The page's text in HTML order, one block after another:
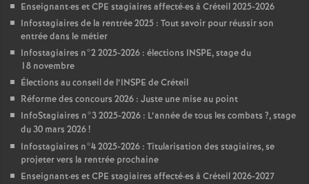
Enseignant·es etCPE stagiaires affecté·es à Créteil 2025-2026
Infostagiaires de la rentrée 2025 : Tout savoir pour réussir son
entrée dans le métier
Infostagiaires n°2 2025-2026 : élections INSPE, stage du
18 novembre
Élections au conseil de l’INSPE de Créteil
Réforme des concours 2026 : Juste une mise au point
InfoStagiaires n°3 2025-2026 : L’année de tous les combats ?, stage
du 30 mars 2026!
Infostagiaires n°4 2025-2026 : Titularisation des stagiaires, se
projeter vers la rentrée prochaine
Enseignant·es etCPE stagiaires affecté·es à Créteil 2026-2027